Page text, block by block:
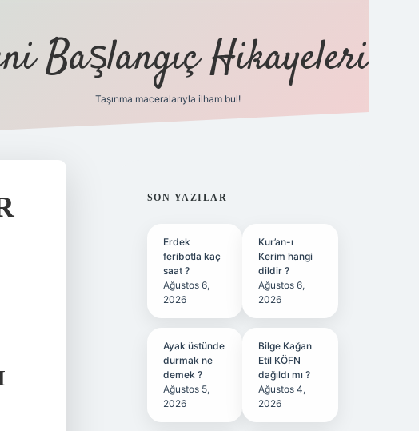
Başlangıç Hikayeleri
Taşınma maceralarıyla ilham bul!
SIDEBAR
SON YAZILAR
Erdek
feribotla kaç
saat ?
Ağustos 6,
2026
Kur’an-ı
Kerim hangi
dildir ?
Ağustos 6,
2026
Ayak üstünde
durmak ne
demek ?
Ağustos 5,
2026
Bilge Kağan
Etil KÖFN
dağıldı mı ?
Ağustos 4,
2026